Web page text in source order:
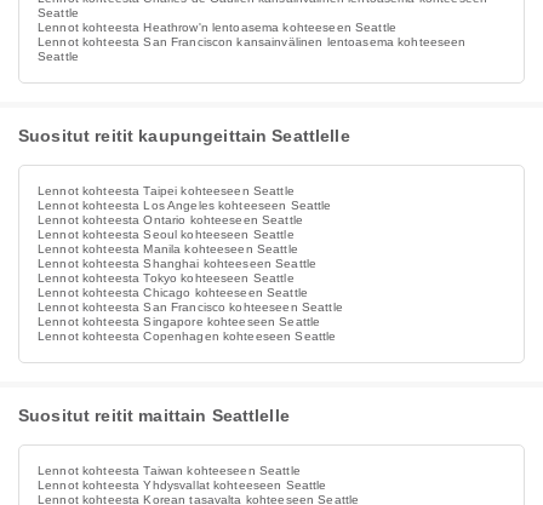
Seattle
Lennot kohteesta Heathrow'n lentoasema kohteeseen Seattle
Lennot kohteesta San Franciscon kansainvälinen lentoasema kohteeseen
Seattle
Suositut reitit kaupungeittain Seattlelle
Lennot kohteesta Taipei kohteeseen Seattle
Lennot kohteesta Los Angeles kohteeseen Seattle
Lennot kohteesta Ontario kohteeseen Seattle
Lennot kohteesta Seoul kohteeseen Seattle
Lennot kohteesta Manila kohteeseen Seattle
Lennot kohteesta Shanghai kohteeseen Seattle
Lennot kohteesta Tokyo kohteeseen Seattle
Lennot kohteesta Chicago kohteeseen Seattle
Lennot kohteesta San Francisco kohteeseen Seattle
Lennot kohteesta Singapore kohteeseen Seattle
Lennot kohteesta Copenhagen kohteeseen Seattle
Suositut reitit maittain Seattlelle
Lennot kohteesta Taiwan kohteeseen Seattle
Lennot kohteesta Yhdysvallat kohteeseen Seattle
Lennot kohteesta Korean tasavalta kohteeseen Seattle